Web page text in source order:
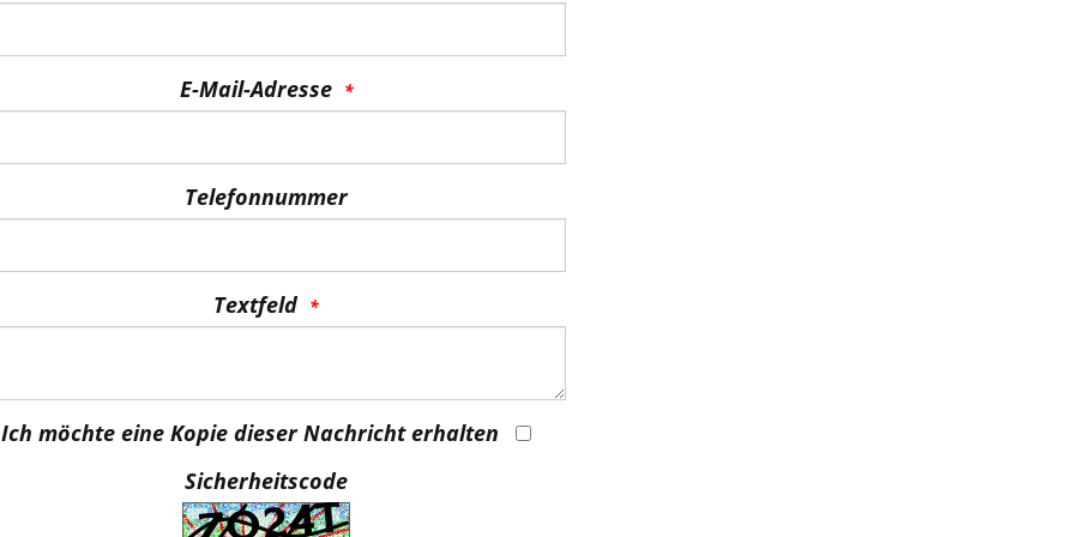
E-Mail-Adresse
Telefonnummer
Textfeld
Ich möchte eine Kopie dieser Nachricht erhalten
Sicherheitscode